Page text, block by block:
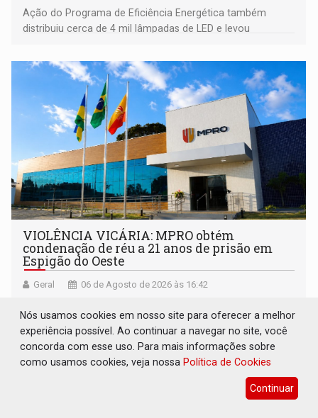
Ação do Programa de Eficiência Energética também
distribuiu cerca de 4 mil lâmpadas de LED e levou
comunidade
VIOLÊNCIA VICÁRIA: MPRO obtém
condenação de réu a 21 anos de prisão em
Espigão do Oeste
Geral 06 de Agosto de 2026 às 16:42
término do relacionamento e visando atingir sua ex-
companheira
Nós usamos cookies em nosso site para oferecer a melhor
experiência possível. Ao continuar a navegar no site, você
concorda com esse uso. Para mais informações sobre
como usamos cookies, veja nossa Política de Cookies
Continuar